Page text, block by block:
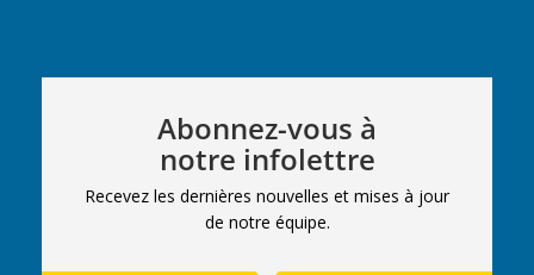
Abonnez-vous à
notre infolettre
Recevez les dernières nouvelles et mises à jour
de notre équipe.